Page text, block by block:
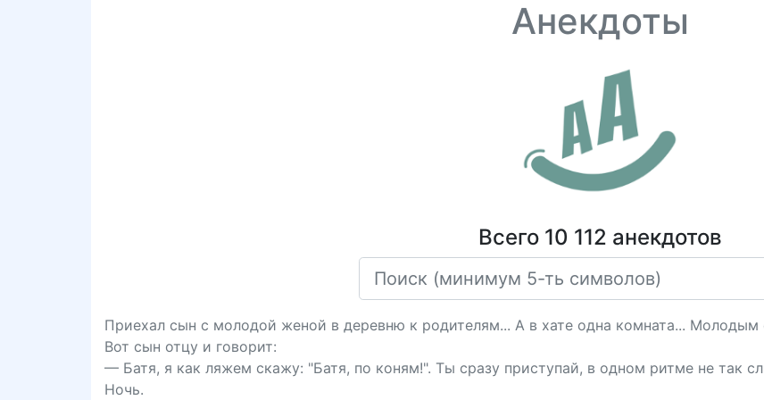
Анекдоты
Всего 10 112 анекдотов
Приехал сын с молодой женой в деревню к родителям... А в хате одна комната... Молодым
Вот сын отцу и говорит:
— Батя, я как ляжем скажу: "Батя, по коням!". Ты сразу приступай, в одном ритме не так
Ночь.